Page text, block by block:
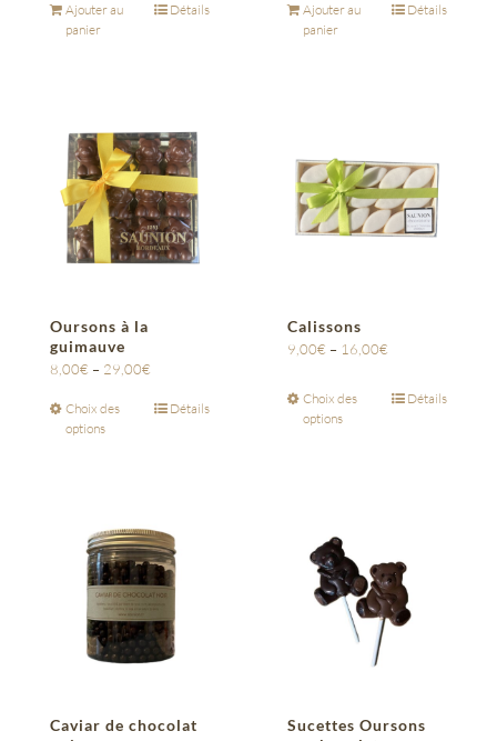
Ajouter au
panier
Détails
Ajouter au
panier
Détails
Oursons à la
guimauve
8,00€ – 29,00€
Choix des
options
Détails
Calissons
9,00€ – 16,00€
Choix des
options
Détails
Caviar de chocolat
Sucettes Oursons